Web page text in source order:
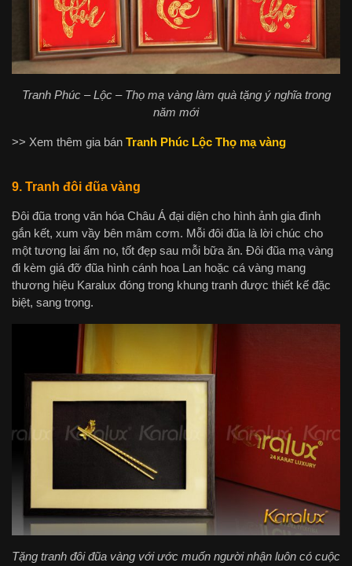
Tranh Phúc – Lộc – Thọ mạ vàng làm quà tặng ý nghĩa trong
năm mới
>> Xem thêm gia bán Tranh Phúc Lộc Thọ mạ vàng
9. Tranh đôi đũa vàng
Đôi đũa trong văn hóa Châu Á đại diện cho hình ảnh gia đình
gắn kết, xum vầy bên mâm cơm. Mỗi đôi đũa là lời chúc cho
một tương lai ấm no, tốt đẹp sau mỗi bữa ăn. Đôi đũa mạ vàng
đi kèm giá đỡ đũa hình cánh hoa Lan hoặc cá vàng mang
thương hiệu Karalux đóng trong khung tranh được thiết kế đặc
biệt, sang trọng.
Tặng tranh đôi đũa vàng với ước muốn người nhận luôn có cuộc